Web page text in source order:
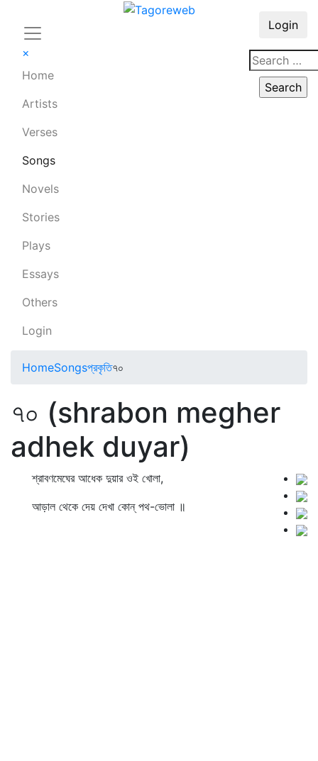
×
Home
Artists
Verses
Songs
Novels
Stories
Plays
Essays
Others
Login
Login
HomeSongsপ্রকৃতি৭০
৭০ (shrabon megher
adhek duyar)
শ্রাবণমেঘের আধেক দুয়ার ওই খোলা,
আড়াল থেকে দেয় দেখা কোন্‌ পথ-ভোলা ॥